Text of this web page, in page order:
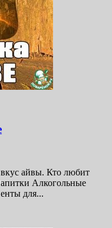
айвы. Кто любит
Алкогольные
для...